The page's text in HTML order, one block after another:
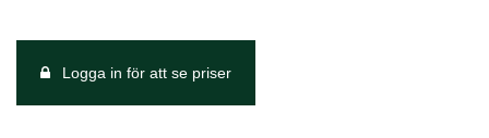
Logga in för att se priser